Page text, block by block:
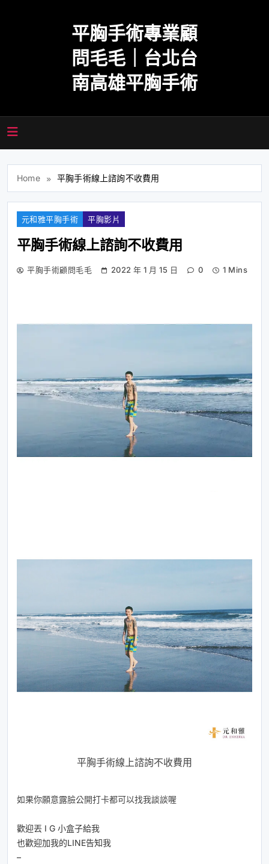
平胸手術專業顧
問毛毛｜台北台
南高雄平胸手術
Home 平胸手術線上諮詢不收費用
元和雅平胸手術 平胸影片
平胸手術線上諮詢不收費用
平胸手術顧問毛毛 2022 年 1 月 15 日 0 1 Mins
平胸手術線上諮詢不收費用
如果你願意露臉公開打卡都可以找我談談喔
歡迎丟 I G 小盒子給我
也歡迎加我的LINE告知我
–